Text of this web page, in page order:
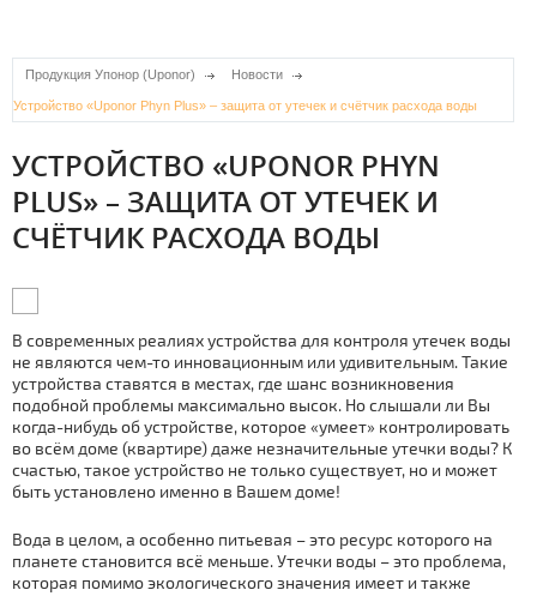
Продукция Упонор (Uponor) Новости
Устройство «Uponor Phyn Plus» – защита от утечек и счётчик расхода воды
УСТРОЙСТВО «UPONOR PHYN
PLUS» – ЗАЩИТА ОТ УТЕЧЕК И
СЧЁТЧИК РАСХОДА ВОДЫ
В современных реалиях устройства для контроля утечек воды
не являются чем-то инновационным или удивительным. Такие
устройства ставятся в местах, где шанс возникновения
подобной проблемы максимально высок. Но слышали ли Вы
когда-нибудь об устройстве, которое «умеет» контролировать
во всём доме (квартире) даже незначительные утечки воды? К
счастью, такое устройство не только существует, но и может
быть установлено именно в Вашем доме!
Вода в целом, а особенно питьевая – это ресурс которого на
планете становится всё меньше. Утечки воды – это проблема,
которая помимо экологического значения имеет и также